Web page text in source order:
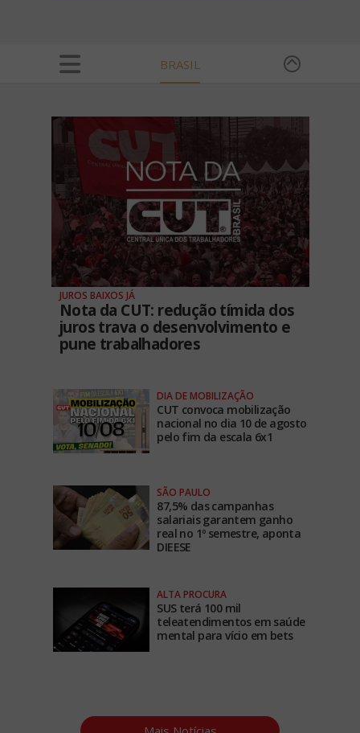
BRASIL
JUROS BAIXOS JÁ
Nota da CUT: redução tímida dos
juros trava o desenvolvimento e
pune trabalhadores
DIA DE MOBILIZAÇÃO
CUT convoca mobilização
nacional no dia 10 de agosto
pelo fim da escala 6x1
SÃO PAULO
87,5% das campanhas
salariais garantem ganho
real no 1º semestre, aponta
DIEESE
ALTA PROCURA
SUS terá 100 mil
teleatendimentos em saúde
mental para vício em bets